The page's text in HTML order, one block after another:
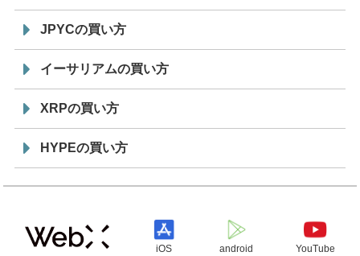
JPYCの買い方
イーサリアムの買い方
XRPの買い方
HYPEの買い方
iOS android YouTube